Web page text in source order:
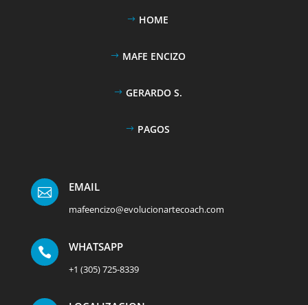
HOME
MAFE ENCIZO
GERARDO S.
PAGOS
 EMAIL
mafeencizo@evolucionartecoach.com
 WHATSAPP
+1 (305) 725-8339